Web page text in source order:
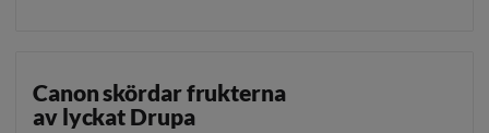
Canon skördar frukterna
av lyckat Drupa